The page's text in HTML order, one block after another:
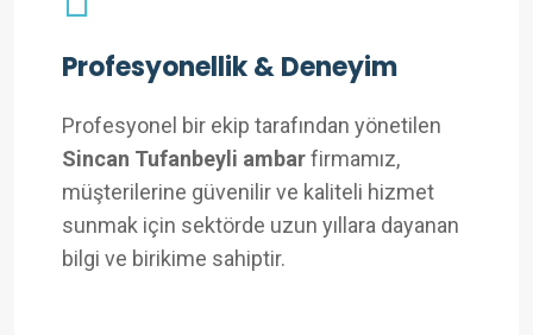
Profesyonellik & Deneyim
Profesyonel bir ekip tarafından yönetilen
Sincan Tufanbeyli ambarfirmamız,
müşterilerine güvenilir ve kaliteli hizmet
sunmak için sektörde uzun yıllara dayanan
bilgi ve birikime sahiptir.